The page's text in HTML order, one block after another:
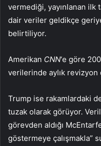
vermediği, yayınlanan ilk
dair veriler geldikçe
belirtiliyor.
Amerikan CNN‘e göre
verilerinde aylık revizyon
Trump ise rakamlardaki
tuzak olarak görüyor.
görevden aldığı
göstermeye çalışmakla”